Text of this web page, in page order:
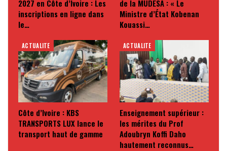
2027 en Côte d’Ivoire : Les
inscriptions en ligne dans
le…
de la MUDESA : « Le
Ministre d’État Kobenan
Kouassi…
ACTUALITE
Côte d’Ivoire : KBS
TRANSPORTS LUX lance le
transport haut de gamme
ACTUALITE
Enseignement supérieur :
les mérites du Prof
Adoubryn Koffi Daho
hautement reconnus…